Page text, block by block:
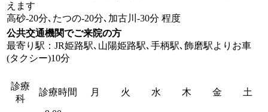
えます
高砂-20分､たつの-20分､加古川-30分 程度
公共交通機関でご来院の方
最寄り駅：JR姫路駅､山陽姫路駅､手柄駅､飾磨駅よりお車
(タクシー)10分
診療
科
診療時間 月 火 水 木 金 土